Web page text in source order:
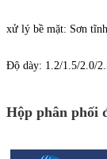
xử lý bề mặt: Sơn
Độ dày: 1.2/1.5/2.0/
Hộp phân phối